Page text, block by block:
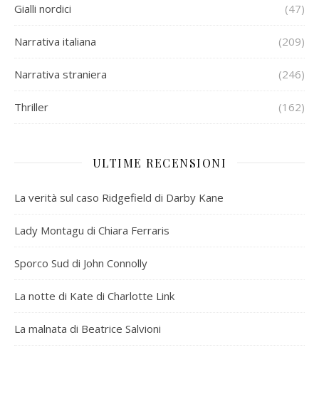
Gialli nordici (47)
Narrativa italiana (209)
Narrativa straniera (246)
Thriller (162)
ULTIME RECENSIONI
La verità sul caso Ridgefield di Darby Kane
Lady Montagu di Chiara Ferraris
Sporco Sud di John Connolly
La notte di Kate di Charlotte Link
La malnata di Beatrice Salvioni